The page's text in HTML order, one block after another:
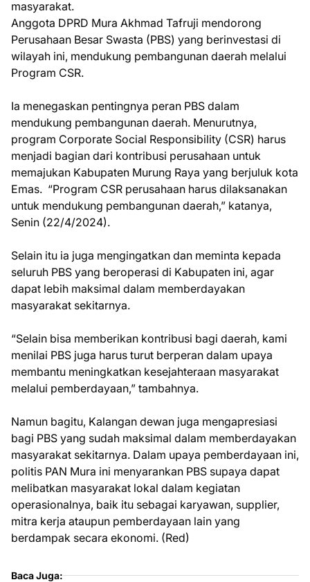
masyarakat.
Anggota DPRD Mura Akhmad Tafruji mendorong
Perusahaan Besar Swasta (PBS) yang berinvestasi di
wilayah ini, mendukung pembangunan daerah melalui
Program CSR.
Ia menegaskan pentingnya peran PBS dalam
mendukung pembangunan daerah. Menurutnya,
program Corporate Social Responsibility (CSR) harus
menjadi bagian dari kontribusi perusahaan untuk
memajukan Kabupaten Murung Raya yang berjuluk kota
Emas. “Program CSR perusahaan harus dilaksanakan
untuk mendukung pembangunan daerah,” katanya,
Senin (22/4/2024).
Selain itu ia juga mengingatkan dan meminta kepada
seluruh PBS yang beroperasi di Kabupaten ini, agar
dapat lebih maksimal dalam memberdayakan
masyarakat sekitarnya.
“Selain bisa memberikan kontribusi bagi daerah, kami
menilai PBS juga harus turut berperan dalam upaya
membantu meningkatkan kesejahteraan masyarakat
melalui pemberdayaan,” tambahnya.
Namun bagitu, Kalangan dewan juga mengapresiasi
bagi PBS yang sudah maksimal dalam memberdayakan
masyarakat sekitarnya. Dalam upaya pemberdayaan ini,
politis PAN Mura ini menyarankan PBS supaya dapat
melibatkan masyarakat lokal dalam kegiatan
operasionalnya, baik itu sebagai karyawan, supplier,
mitra kerja ataupun pemberdayaan lain yang
berdampak secara ekonomi. (Red)
Baca Juga: